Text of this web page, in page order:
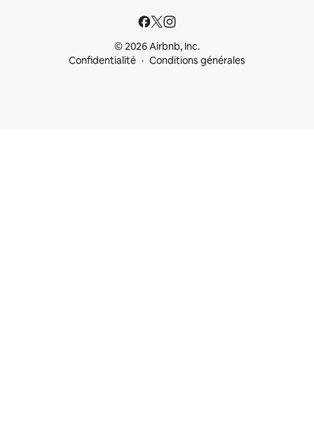
© 2026 Airbnb, Inc.
Confidentialité
Conditions générales